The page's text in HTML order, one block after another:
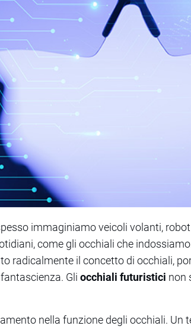
immaginiamo veicoli volanti,
come gli occhiali che
radicalmente il concetto di occhiali,
Gli occhiali futuristici non
nella funzione degli occhiali.